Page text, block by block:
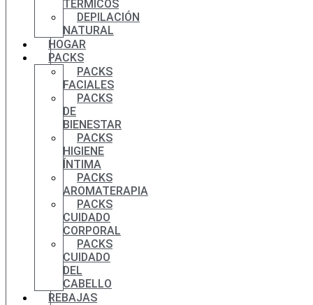
TÉRMICOS
DEPILACIÓN
NATURAL
HOGAR
PACKS
PACKS
FACIALES
PACKS
DE
BIENESTAR
PACKS
HIGIENE
ÍNTIMA
PACKS
AROMATERAPIA
PACKS
CUIDADO
CORPORAL
PACKS
CUIDADO
DEL
CABELLO
REBAJAS